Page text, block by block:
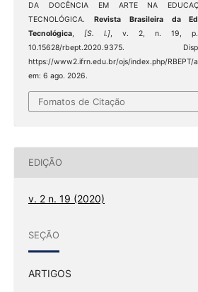
DA DOCÊNCIA EM ARTE NA
TECNOLÓGICA. Revista Brasileira da
Tecnológica, [S. l.], v. 2, n. 19, p.
10.15628/rbept.2020.9375.
https://www2.ifrn.edu.br/ojs/index.php/
em: 6 ago. 2026.
Fomatos de Citação
EDIÇÃO
v. 2 n. 19 (2020)
SEÇÃO
ARTIGOS